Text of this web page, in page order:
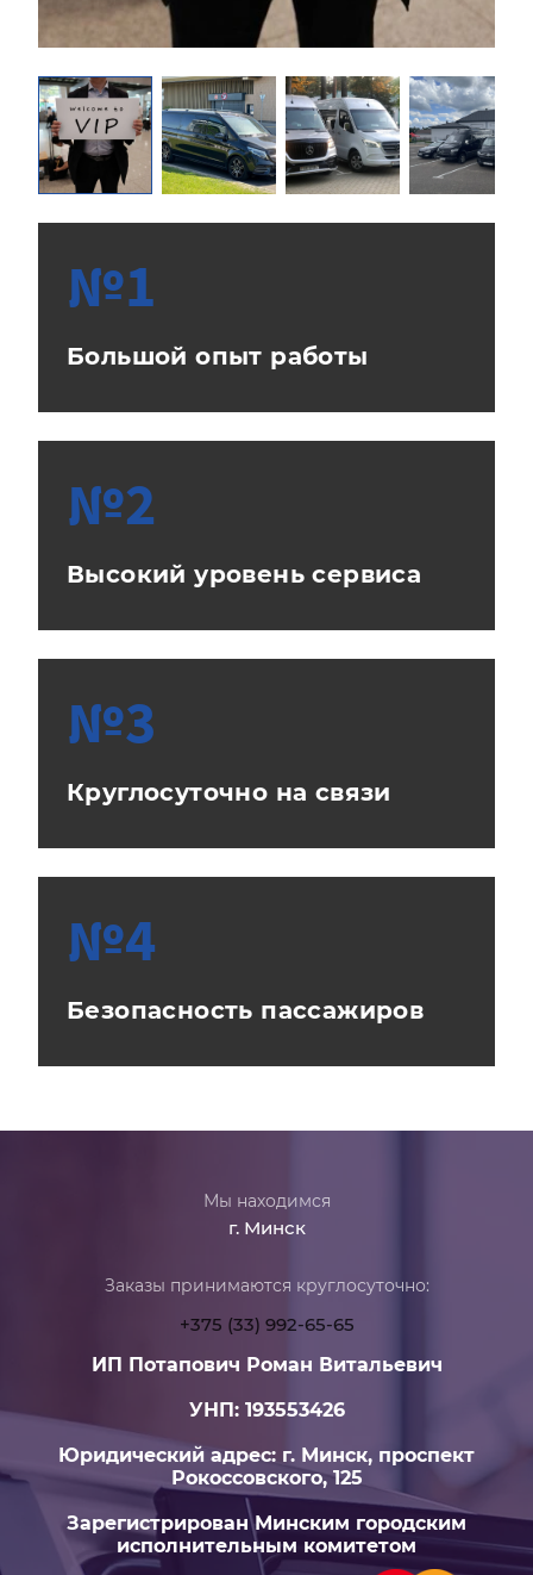
№1
Большой опыт работы
№2
Высокий уровень сервиса
№3
Круглосуточно на связи
№4
Безопасность пассажиров
Мы находимся
г. Минск
Заказы принимаются круглосуточно:
+375 (33) 992-65-65
ИП Потапович Роман Витальевич
УНП: 193553426
Юридический адрес: г. Минск, проспект
Рокоссовского, 125
Зарегистрирован Минским городским
исполнительным комитетом